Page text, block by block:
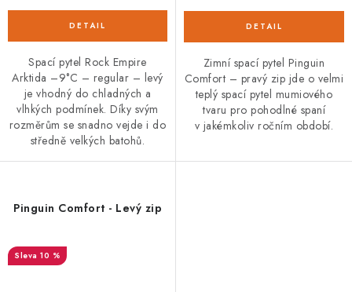
Spací pytel Rock Empire
Arktida –9°C – regular – levý
je vhodný do chladných a
vlhkých podmínek. Díky svým
rozměrům se snadno vejde i do
středně velkých batohů.
Zimní spací pytel Pinguin
Comfort – pravý zip jde o velmi
teplý spací pytel mumiového
tvaru pro pohodlné spaní
v jakémkoliv ročním období.
Pinguin Comfort - Levý zip
10 %